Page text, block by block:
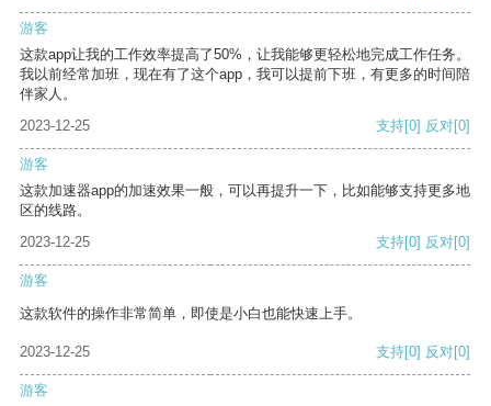
游客
这款app让我的工作效率提高了50%，让我能够更轻松地完成工作任务。
我以前经常加班，现在有了这个app，我可以提前下班，有更多的时间陪
伴家人。
2023-12-25
支持[0] 反对[0]
游客
这款加速器app的加速效果一般，可以再提升一下，比如能够支持更多地
区的线路。
2023-12-25
支持[0] 反对[0]
游客
这款软件的操作非常简单，即使是小白也能快速上手。
2023-12-25 支持[0] 反对[0]
游客